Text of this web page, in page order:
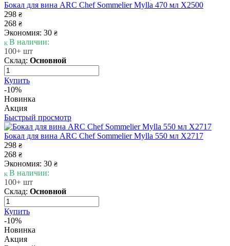
Бокал для вина ARC Chef Sommelier Mylla 470 мл X2500
298 ₴
268 ₴
Экономия: 30 ₴
В наличии:
100+ шт
Склад: Основной
Купить
-10%
Новинка
Акция
Быстрый просмотр
Бокал для вина ARC Chef Sommelier Mylla 550 мл X2717
298 ₴
268 ₴
Экономия: 30 ₴
В наличии:
100+ шт
Склад: Основной
Купить
-10%
Новинка
Акция